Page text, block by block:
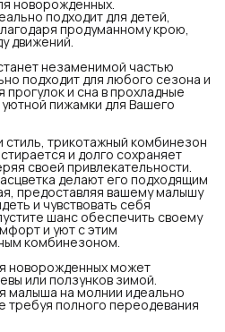
новорожденных.
подходит для детей,
продуманному крою,
движений.
незаменимой частью
подходит для любого сезона и
и сна в прохладные
пижамки для Вашего
стиль, трикотажный комбинезон
и долго сохраняет
своей привлекательности.
делают его подходящим
предоставляя вашему малышу
и чувствовать себя
шанс обеспечить своему
и уют с этим
комбинезоном.
новорожденных может
или ползунков зимой.
малыша на молнии идеально
требуя полного переодевания